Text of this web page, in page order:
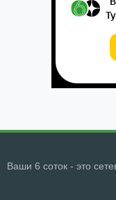
Ваши 6 соток - это